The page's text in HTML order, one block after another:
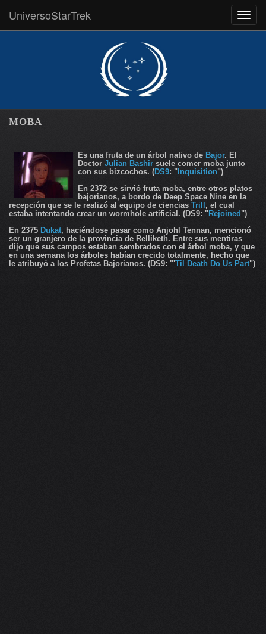
UniversoStarTrek
MOBA
Es una fruta de un árbol nativo de Bajor. El
Doctor Julian Bashir suele comer moba junto
con sus bizcochos. (DS9: " Inquisition")
En 2372 se sirvió fruta moba, entre otros platos
bajorianos, a bordo de Deep Space Nine en la
recepción que se le realizó al equipo de ciencias Trill , el cual
estaba intentando crear un wormhole artificial. (DS9: "Rejoined ")
En 2375 Dukat, haciéndose pasar como Anjohl Tennan, mencionó
ser un granjero de la provincia de Relliketh. Entre sus mentiras
dijo que sus campos estaban sembrados con el árbol moba, y que
en una semana los árboles habían crecido totalmente, hecho que
le atribuyó a los Profetas Bajorianos. (DS9: "'Til Death Do Us Part")